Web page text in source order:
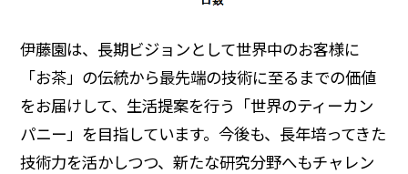
伊藤園は、長期ビジョンとして世界中のお客様に
「お茶」の伝統から最先端の技術に至るまでの価値
をお届けして、生活提案を行う「世界のティーカン
パニー」を目指しています。今後も、長年培ってきた
技術力を活かしつつ、新たな研究分野へもチャレン